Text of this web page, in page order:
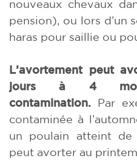
nouveaux chevaux
pension), ou lors d’un
haras pour saillie ou
L’avortement peut
jours à 4
contamination. Par
contaminée à
un poulain atteint de
peut avorter au